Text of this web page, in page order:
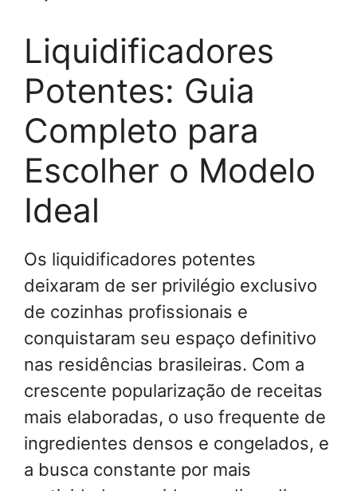
Liquidificadores
Potentes: Guia
Completo para
Escolher o Modelo
Ideal
Os liquidificadores potentes
deixaram de ser privilégio exclusivo
de cozinhas profissionais e
conquistaram seu espaço definitivo
nas residências brasileiras. Com a
crescente popularização de receitas
mais elaboradas, o uso frequente de
ingredientes densos e congelados, e
a busca constante por mais